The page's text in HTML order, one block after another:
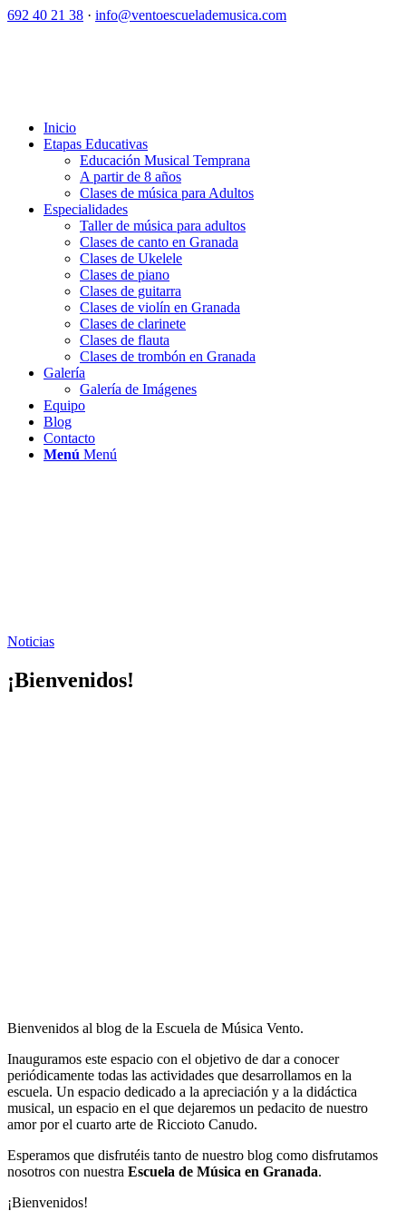
692 40 21 38 · info@ventoescuelademusica.com
Inicio
Etapas Educativas
Educación Musical Temprana
A partir de 8 años
Clases de música para Adultos
Especialidades
Taller de música para adultos
Clases de canto en Granada
Clases de Ukelele
Clases de piano
Clases de guitarra
Clases de violín en Granada
Clases de clarinete
Clases de flauta
Clases de trombón en Granada
Galería
Galería de Imágenes
Equipo
Blog
Contacto
Menú Menú
Noticias
¡Bienvenidos!
Bienvenidos al blog de la Escuela de Música Vento.
Inauguramos este espacio con el objetivo de dar a conocer
periódicamente todas las actividades que desarrollamos en la
escuela. Un espacio dedicado a la apreciación y a la didáctica
musical, un espacio en el que dejaremos un pedacito de nuestro
amor por el cuarto arte de Riccioto Canudo.
Esperamos que disfrutéis tanto de nuestro blog como disfrutamos
nosotros con nuestra Escuela de Música en Granada.
¡Bienvenidos!